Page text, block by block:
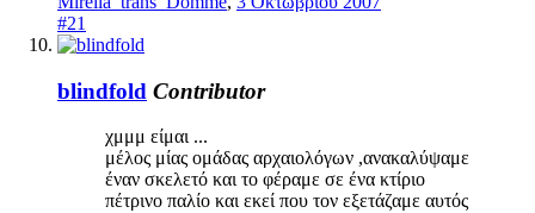
#21
blindfold Contributor
χμμμ είμαι ...
μέλος μίας ομάδας αρχαιολόγων ,ανακαλύψαμε
έναν σκελετό και το φέραμε σε ένα κτίριο
πέτρινο παλίο και εκεί που τον εξετάζαμε αυτός